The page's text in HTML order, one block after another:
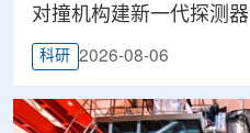
对撞机构建新一代探测器
科研 2026-08-06